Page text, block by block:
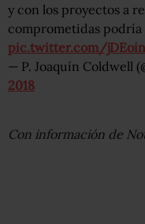
y con los proyectos a
comprometidas podría
pic.twitter.com/
— P. Joaquín Coldwell
2018
Con información de